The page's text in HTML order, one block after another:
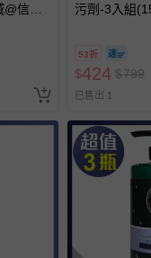
@信義
號兌
，逾
)贈一
污劑-3入組
53折
$424 $799
已售出 1